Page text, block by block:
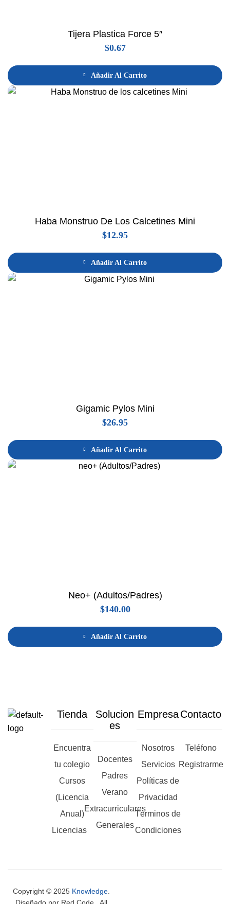
Tijera Plastica Force 5″
$0.67
Añadir Al Carrito
Haba Monstruo De Los Calcetines Mini
$12.95
Añadir Al Carrito
Gigamic Pylos Mini
$26.95
Añadir Al Carrito
Neo+ (Adultos/Padres)
$140.00
Añadir Al Carrito
Tienda
Encuentra
tu colegio
Cursos
(Licencia
Anual)
Licencias
Solucion
es
Docentes
Padres
Verano
Extracurriculares
Generales
Empresa
Nosotros
Servicios
Políticas de
Privacidad
Términos de
Condiciones
Contacto
Teléfono
Registrarme
Copyright © 2025 Knowledge